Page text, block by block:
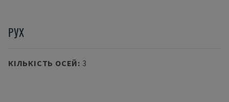
РУХ
КІЛЬКІСТЬ ОСЕЙ: 3